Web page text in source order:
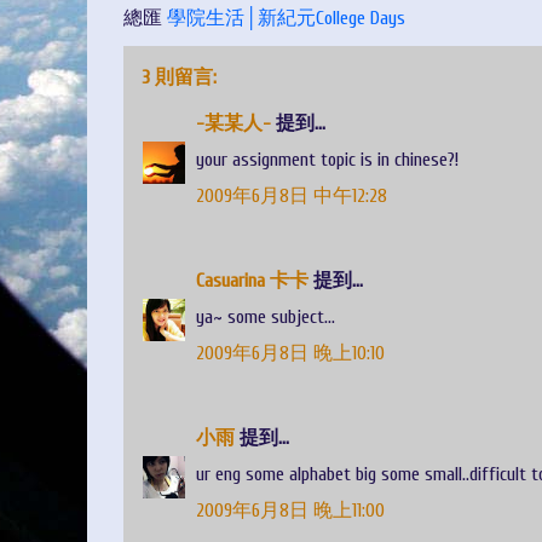
總匯 學院生活│新紀元College Days
3 則留言:
-某某人- 提到...
your assignment topic is in chinese?!
2009年6月8日 中午12:28
Casuarina 卡卡 提到...
ya~ some subject...
2009年6月8日 晚上10:10
小雨 提到...
ur eng some alphabet big some small..difficult
2009年6月8日 晚上11:00